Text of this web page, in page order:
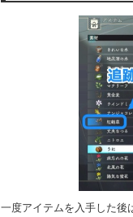
一度アイテムを入手した